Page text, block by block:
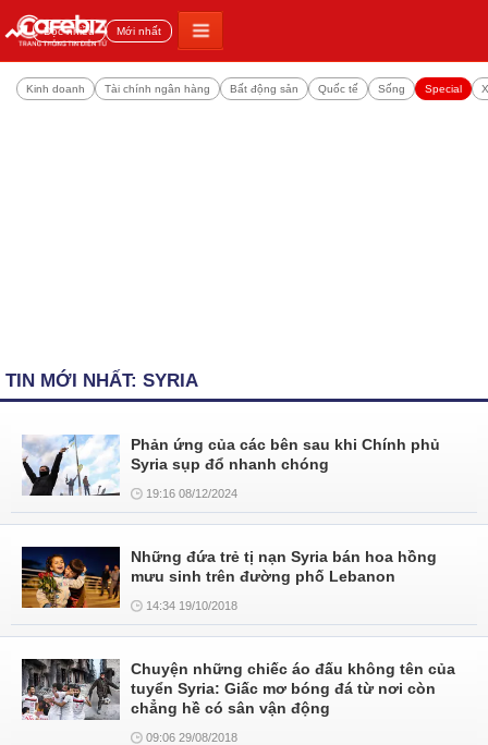
Đọc nhiều Mới nhất
Kinh doanh Tài chính ngân hàng Bất động sản Quốc tế Sống Special
TIN MỚI NHẤT: SYRIA
Phản ứng của các bên sau khi Chính phủ
Syria sụp đổ nhanh chóng
19:16 08/12/2024
Những đứa trẻ tị nạn Syria bán hoa hồng
mưu sinh trên đường phố Lebanon
14:34 19/10/2018
Chuyện những chiếc áo đấu không tên của
tuyển Syria: Giấc mơ bóng đá từ nơi còn
chẳng hề có sân vận động
09:06 29/08/2018